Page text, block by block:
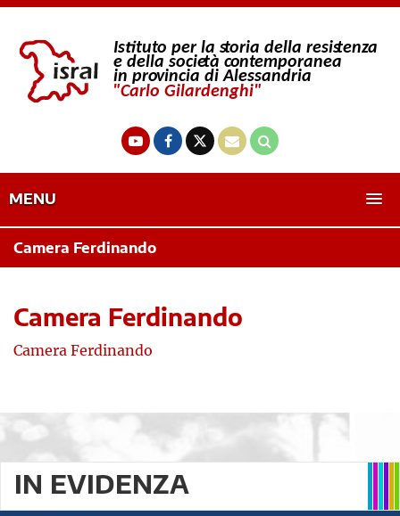
MENU
Camera Ferdinando
Camera Ferdinando
Camera Ferdinando
IN EVIDENZA